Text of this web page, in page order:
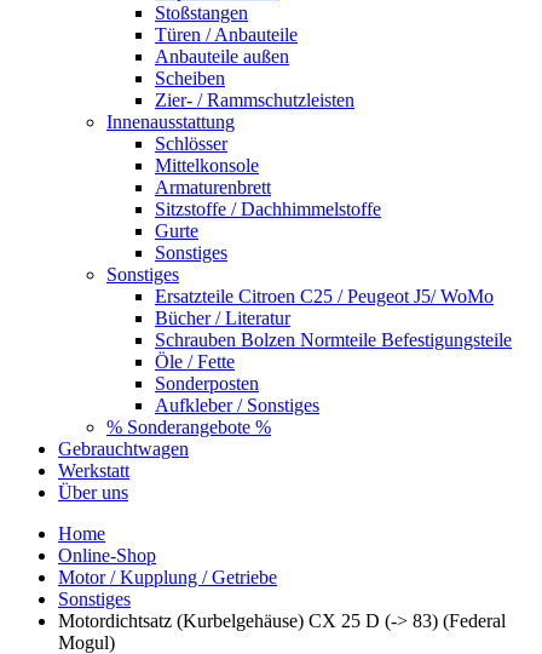
Stoßstangen
Türen / Anbauteile
Anbauteile außen
Scheiben
Zier- / Rammschutzleisten
Innenausstattung
Schlösser
Mittelkonsole
Armaturenbrett
Sitzstoffe / Dachhimmelstoffe
Gurte
Sonstiges
Sonstiges
Ersatzteile Citroen C25 / Peugeot J5/ WoMo
Bücher / Literatur
Schrauben Bolzen Normteile Befestigungsteile
Öle / Fette
Sonderposten
Aufkleber / Sonstiges
% Sonderangebote %
Gebrauchtwagen
Werkstatt
Über uns
Home
Online-Shop
Motor / Kupplung / Getriebe
Sonstiges
Motordichtsatz (Kurbelgehäuse) CX 25 D (-> 83) (Federal
Mogul)